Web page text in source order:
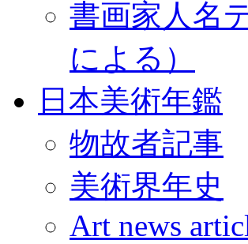
書画家人名
による）
日本美術年鑑
物故者記事
美術界年史
Art news